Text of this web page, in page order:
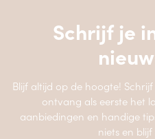
Schrijf je
Blijf altijd op de hoogte!
ontvang als eerste het
aanbiedingen en handige
niets en